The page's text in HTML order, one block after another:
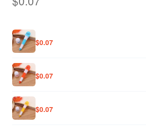
$0.07
$0.07
$0.07